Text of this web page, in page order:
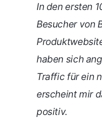
In den ersten
Besucher von
haben sich
Traffic für ein
erscheint mir
positiv.